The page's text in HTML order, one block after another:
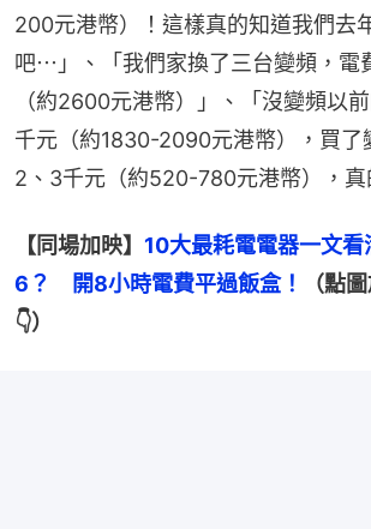
200元港幣）！這樣真的知道我們去
吧⋯」、「我們家換了三台變頻，電
（約2600元港幣）」、「沒變頻以
千元（約1830-2090元港幣），買了
2、3千元（約520-780元港幣），真
【同場加映】 10大最耗電電器一文
6？　開8小時電費平過飯盒！
（點
👇）